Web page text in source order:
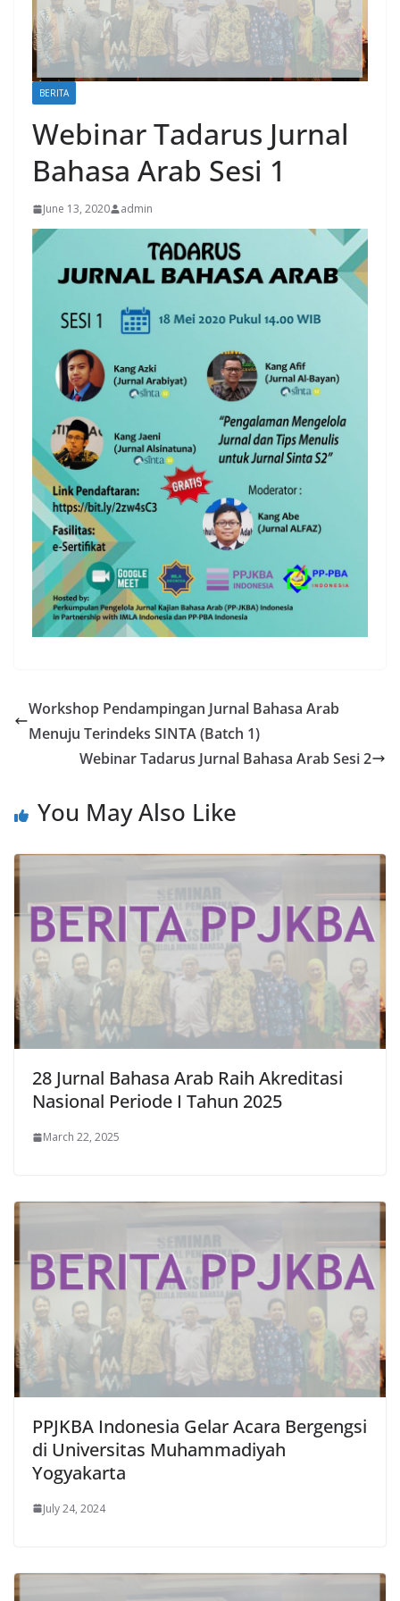
BERITA
Webinar Tadarus Jurnal
Bahasa Arab Sesi 1
June 13, 2020 admin
Workshop Pendampingan Jurnal Bahasa Arab
Menuju Terindeks SINTA (Batch 1)
Webinar Tadarus Jurnal Bahasa Arab Sesi 2
You May Also Like
28 Jurnal Bahasa Arab Raih Akreditasi
Nasional Periode I Tahun 2025
March 22, 2025
PPJKBA Indonesia Gelar Acara Bergengsi
di Universitas Muhammadiyah
Yogyakarta
July 24, 2024